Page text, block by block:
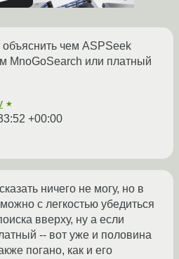
объяснить чем ASPSeek
MnoGoSearch или платный
★
+00:00
ничего не могу, но в
с легкостью убедиться
вверху, ну а если
-- вот уже и половина
погано, как и его